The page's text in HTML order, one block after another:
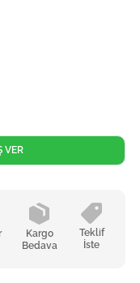
Kargo
Bedava
Teklif
İste
VER